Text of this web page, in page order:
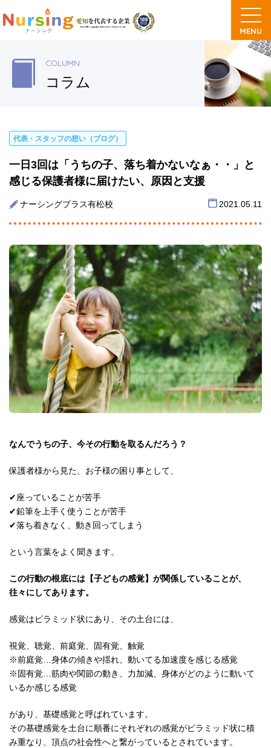
COLUMN
コラム
代表・スタッフの想い（ブログ）
ナーシングプラス有松校 2021.05.11
一日3回は「うちの子、落ち着かないなぁ・・」と
感じる保護者様に届けたい、原因と支援
なんでうちの子、今その行動を取るんだろう？
保護者様から見た、お子様の困り事として、
✔︎座っていることが苦手
✔︎鉛筆を上手く使うことが苦手
✔︎落ち着きなく、動き回ってしまう
という言葉をよく聞きます。
この行動の根底には【子どもの感覚】が関係していることが、
往々にしてあります。
感覚はピラミッド状にあり、その土台には、
視覚、聴覚、前庭覚、固有覚、触覚
※前庭覚…身体の傾きや揺れ、動いてる加速度を感じる感覚
※固有覚…筋肉や関節の動き、力加減、身体がどのように動いて
いるか感じる感覚
があり、基礎感覚と呼ばれています。
その基礎感覚を土台に順番にそれぞれの感覚がピラミッド状に積
み重なり、頂点の社会性へと繋がっているとされています。